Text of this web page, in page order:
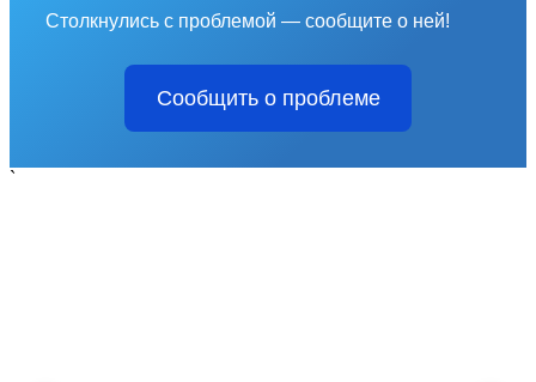
Столкнулись с проблемой — сообщите о ней!
Сообщить о проблеме
`